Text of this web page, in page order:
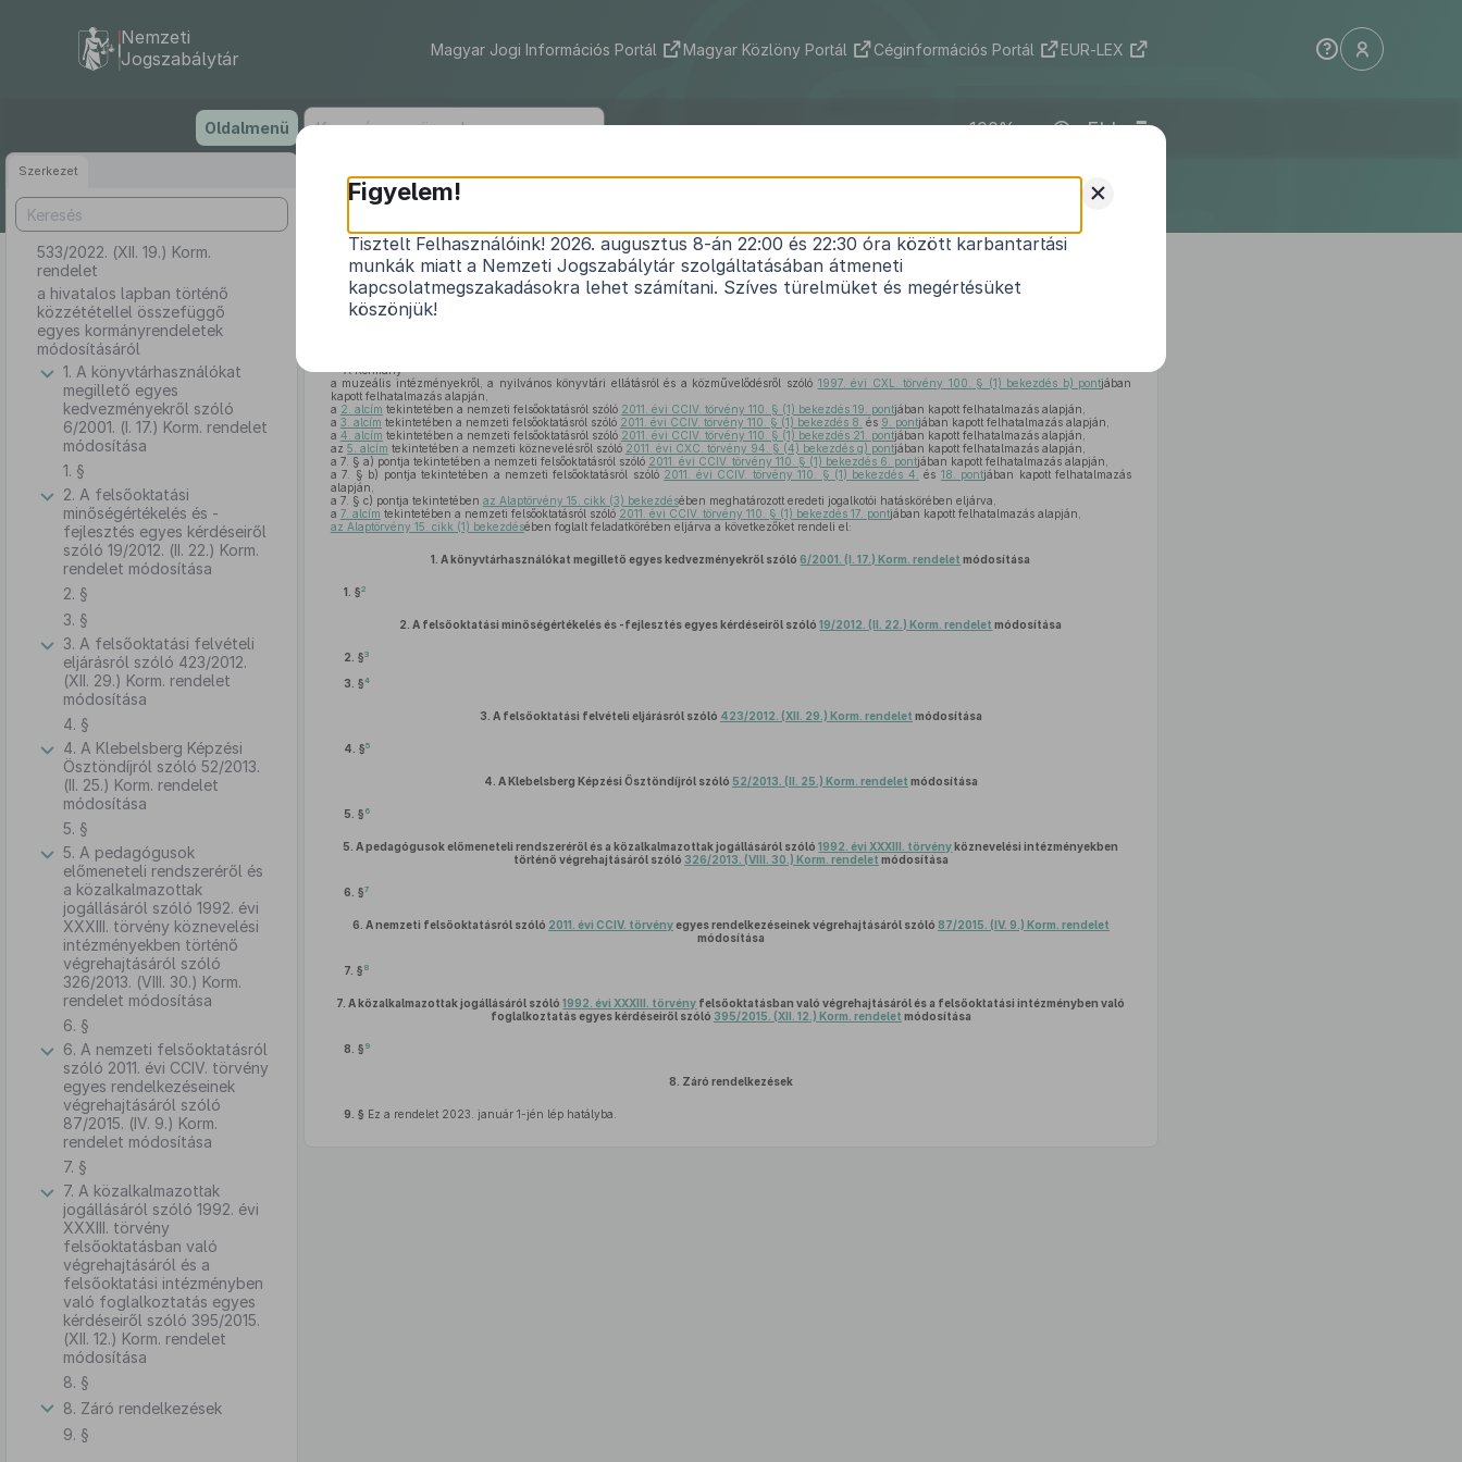
tartalomra
Nemzeti
Jogszabálytár
Magyar Jogi Információs Portál Magyar Közlöny Portál Céginformációs Portál EUR-LEX
Oldalmenü ELI
Szerkezet
533/2022. (XII. 19.) Korm.
rendelet
a hivatalos lapban történő
közzététellel összefüggő
egyes kormányrendeletek
módosításáról
1. A könyvtárhasználókat
megillető egyes
kedvezményekről szóló
6/2001. (I. 17.) Korm. rendelet
módosítása
1. §
2. A felsőoktatási
minőségértékelés és -
fejlesztés egyes kérdéseiről
szóló 19/2012. (II. 22.) Korm.
rendelet módosítása
2. §
3. §
3. A felsőoktatási felvételi
eljárásról szóló 423/2012.
(XII. 29.) Korm. rendelet
módosítása
4. §
4. A Klebelsberg Képzési
Ösztöndíjról szóló 52/2013.
(II. 25.) Korm. rendelet
módosítása
5. §
5. A pedagógusok
előmeneteli rendszeréről és
a közalkalmazottak
jogállásáról szóló 1992. évi
XXXIII. törvény köznevelési
intézményekben történő
végrehajtásáról szóló
326/2013. (VIII. 30.) Korm.
rendelet módosítása
6. §
6. A nemzeti felsőoktatásról
szóló 2011. évi CCIV. törvény
egyes rendelkezéseinek
végrehajtásáról szóló
87/2015. (IV. 9.) Korm.
rendelet módosítása
7. §
7. A közalkalmazottak
jogállásáról szóló 1992. évi
XXXIII. törvény
felsőoktatásban való
végrehajtásáról és a
felsőoktatási intézményben
való foglalkoztatás egyes
kérdéseiről szóló 395/2015.
(XII. 12.) Korm. rendelet
módosítása
8. §
8. Záró rendelkezések
9. §
533/2022. (XII. 19.) Korm. rendelet
a hivatalos lapban történő közzététellel összefüggő egyes kormányrendeletek
módosításáról1
A Kormány
a muzeális intézményekről, a nyilvános könyvtári ellátásról és a közművelődésről szóló 1997. évi CXL. törvény 100. § (1) bekezdés b) pontjában
kapott felhatalmazás alapján,
a 2. alcím tekintetében a nemzeti felsőoktatásról szóló 2011. évi CCIV. törvény 110. § (1) bekezdés 19. pontjában kapott felhatalmazás alapján,
a 3. alcím tekintetében a nemzeti felsőoktatásról szóló 2011. évi CCIV. törvény 110. § (1) bekezdés 8. és 9. pontjában kapott felhatalmazás alapján,
a 4. alcím tekintetében a nemzeti felsőoktatásról szóló 2011. évi CCIV. törvény 110. § (1) bekezdés 21. pontjában kapott felhatalmazás alapján,
az 5. alcím tekintetében a nemzeti köznevelésről szóló 2011. évi CXC. törvény 94. § (4) bekezdés g) pontjában kapott felhatalmazás alapján,
a 7. § a) pontja tekintetében a nemzeti felsőoktatásról szóló 2011. évi CCIV. törvény 110. § (1) bekezdés 6. pontjában kapott felhatalmazás alapján,
a 7. § b) pontja tekintetében a nemzeti felsőoktatásról szóló 2011. évi CCIV. törvény 110. § (1) bekezdés 4. és 18. pontjában kapott felhatalmazás
alapján,
a 7. § c) pontja tekintetében az Alaptörvény 15. cikk (3) bekezdésében meghatározott eredeti jogalkotói hatáskörében eljárva,
a 7. alcím tekintetében a nemzeti felsőoktatásról szóló 2011. évi CCIV. törvény 110. § (1) bekezdés 17. pontjában kapott felhatalmazás alapján,
az Alaptörvény 15. cikk (1) bekezdésében foglalt feladatkörében eljárva a következőket rendeli el:
1. A könyvtárhasználókat megillető egyes kedvezményekről szóló6/2001. (I. 17.) Korm. rendelet módosítása
1. §2
2. A felsőoktatási minőségértékelés és -fejlesztés egyes kérdéseiről szóló19/2012. (II. 22.) Korm. rendelet módosítása
2. §3
3. §4
3. A felsőoktatási felvételi eljárásról szóló 423/2012. (XII. 29.) Korm. rendelet módosítása
4. §5
4. A Klebelsberg Képzési Ösztöndíjról szóló 52/2013. (II. 25.) Korm. rendelet módosítása
5. § 6
5. A pedagógusok előmeneteli rendszeréről és a közalkalmazottak jogállásáról szóló1992. évi XXXIII. törvényköznevelési intézményekben
történő végrehajtásáról szóló 326/2013. (VIII. 30.) Korm. rendelet módosítása
6. §7
6. A nemzeti felsőoktatásról szóló 2011. évi CCIV. törvényegyes rendelkezéseinek végrehajtásáról szóló 87/2015. (IV. 9.) Korm. rendelet
módosítása
7. § 8
7. A közalkalmazottak jogállásáról szóló1992. évi XXXIII. törvény felsőoktatásban való végrehajtásáról és a felsőoktatási intézményben való
foglalkoztatás egyes kérdéseiről szóló 395/2015. (XII. 12.) Korm. rendelet módosítása
8. § 9
8. Záró rendelkezések
9. § Ez a rendelet 2023. január 1-jén lép hatályba.
+
Figyelem!
Tisztelt Felhasználóink! 2026. augusztus 8-án 22:00 és 22:30 óra között karbantartási
munkák miatt a Nemzeti Jogszabálytár szolgáltatásában átmeneti
kapcsolatmegszakadásokra lehet számítani. Szíves türelmüket és megértésüket
köszönjük!